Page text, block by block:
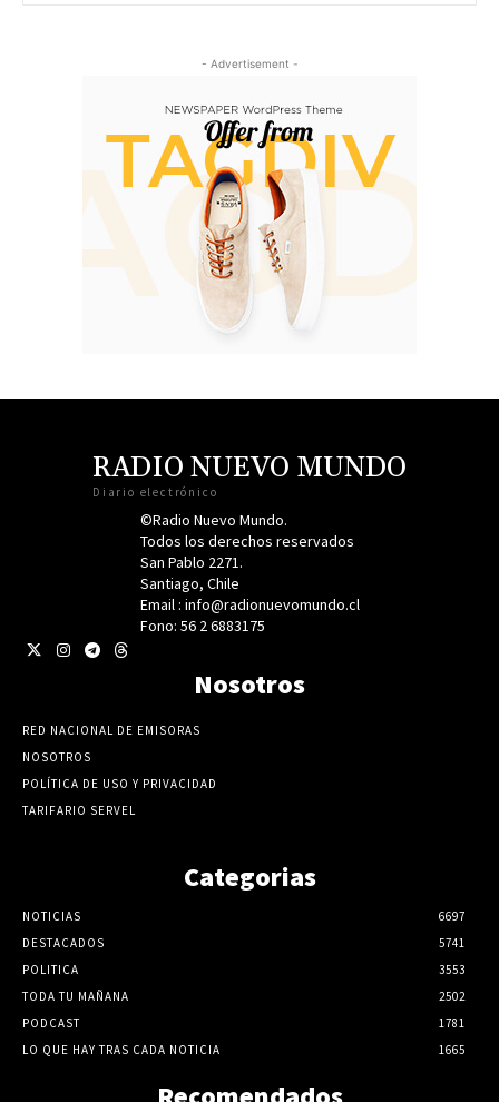
- Advertisement -
RADIO NUEVO MUNDO
Diario electrónico
©Radio Nuevo Mundo.
Todos los derechos reservados
San Pablo 2271.
Santiago, Chile
Email : info@radionuevomundo.cl
Fono: 56 2 6883175
Nosotros
RED NACIONAL DE EMISORAS
NOSOTROS
POLÍTICA DE USO Y PRIVACIDAD
TARIFARIO SERVEL
Categorias
NOTICIAS
6697
DESTACADOS
5741
POLITICA
3553
TODA TU MAÑANA
2502
PODCAST
1781
LO QUE HAY TRAS CADA NOTICIA
1665